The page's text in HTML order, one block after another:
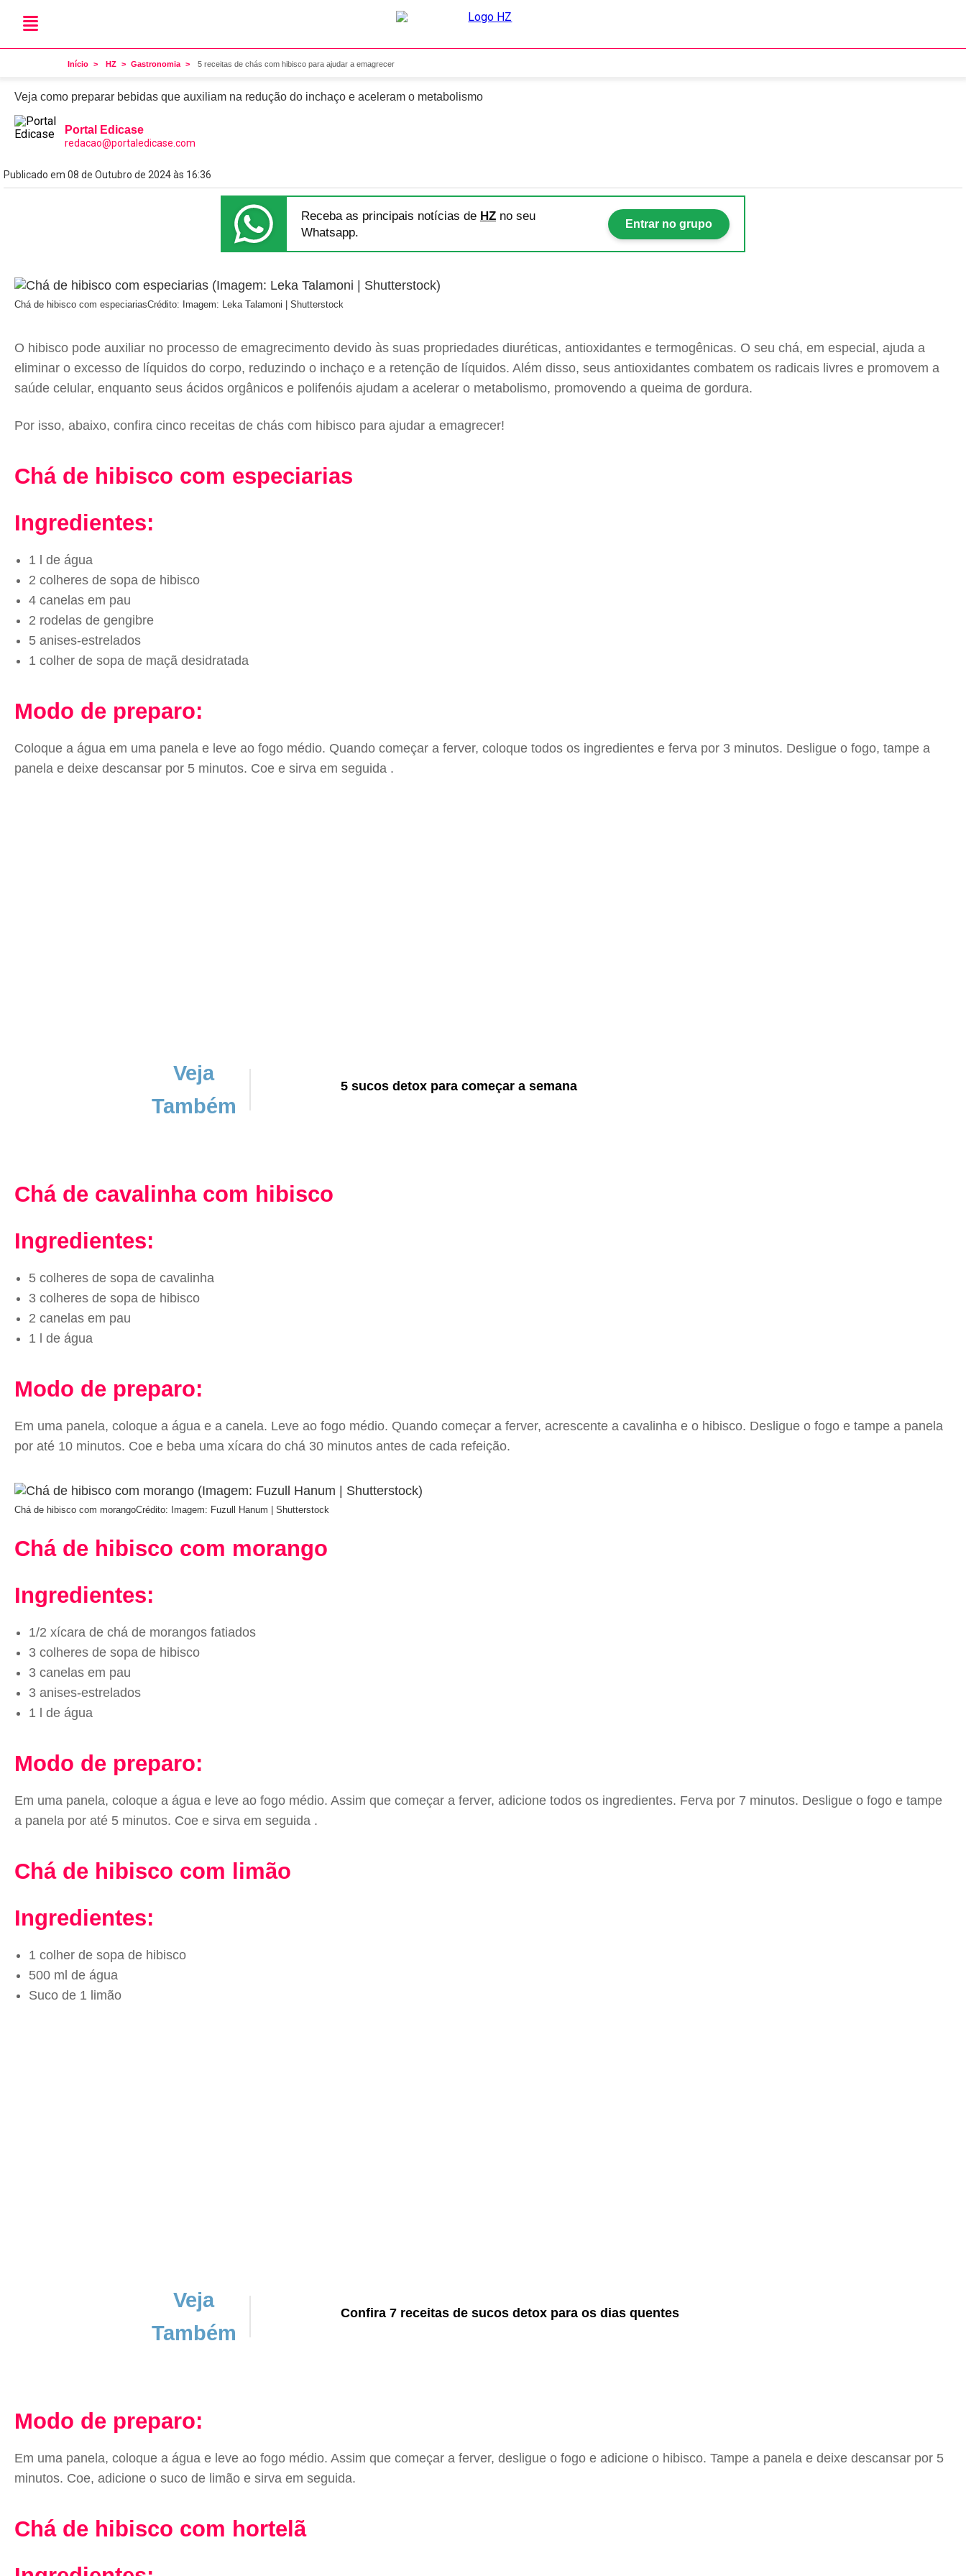
Início HZ Gastronomia 5 receitas de chás com hibisco para ajudar a emagrecer
Saudável
5 receitas de chás com hibisco para ajudar a emagrecer
Veja como preparar bebidas que auxiliam na redução do inchaço e aceleram o metabolismo
Portal Edicase
redacao@portaledicase.com
Publicado em 08 de Outubro de 2024 às 16:36
Receba as principais notícias de HZ no seu
Whatsapp.
Entrar no grupo
Chá de hibisco com especiariasCrédito: Imagem: Leka Talamoni | Shutterstock
O hibisco pode auxiliar no processo de emagrecimento devido às suas propriedades diuréticas, antioxidantes e termogênicas. O seu chá, em especial, ajuda a
eliminar o excesso de líquidos do corpo, reduzindo o inchaço e a retenção de líquidos. Além disso, seus antioxidantes combatem os radicais livres e promovem a
saúde celular, enquanto seus ácidos orgânicos e polifenóis ajudam a acelerar o metabolismo, promovendo a queima de gordura.
Por isso, abaixo, confira cinco receitas de chás com hibisco para ajudar a emagrecer!
Chá de hibisco com especiarias
Ingredientes:
1 l de água
2 colheres de sopa de hibisco
4 canelas em pau
2 rodelas de gengibre
5 anises-estrelados
1 colher de sopa de maçã desidratada
Modo de preparo:
Coloque a água em uma panela e leve ao fogo médio. Quando começar a ferver, coloque todos os ingredientes e ferva por 3 minutos. Desligue o fogo, tampe a
panela e deixe descansar por 5 minutos. Coe e sirva em seguida .
Veja
Também
5 sucos detox para começar a semana
Chá de cavalinha com hibisco
Ingredientes:
5 colheres de sopa de cavalinha
3 colheres de sopa de hibisco
2 canelas em pau
1 l de água
Modo de preparo:
Em uma panela, coloque a água e a canela. Leve ao fogo médio. Quando começar a ferver, acrescente a cavalinha e o hibisco. Desligue o fogo e tampe a panela
por até 10 minutos. Coe e beba uma xícara do chá 30 minutos antes de cada refeição.
Chá de hibisco com morangoCrédito: Imagem: Fuzull Hanum | Shutterstock
Chá de hibisco com morango
Ingredientes:
1/2 xícara de chá de morangos fatiados
3 colheres de sopa de hibisco
3 canelas em pau
3 anises-estrelados
1 l de água
Modo de preparo:
Em uma panela, coloque a água e leve ao fogo médio. Assim que começar a ferver, adicione todos os ingredientes. Ferva por 7 minutos. Desligue o fogo e tampe
a panela por até 5 minutos. Coe e sirva em seguida .
Chá de hibisco com limão
Ingredientes:
1 colher de sopa de hibisco
500 ml de água
Suco de 1 limão
Veja
Também
Confira 7 receitas de sucos detox para os dias quentes
Modo de preparo:
Em uma panela, coloque a água e leve ao fogo médio. Assim que começar a ferver, desligue o fogo e adicione o hibisco. Tampe a panela e deixe descansar por 5
minutos. Coe, adicione o suco de limão e sirva em seguida.
Chá de hibisco com hortelã